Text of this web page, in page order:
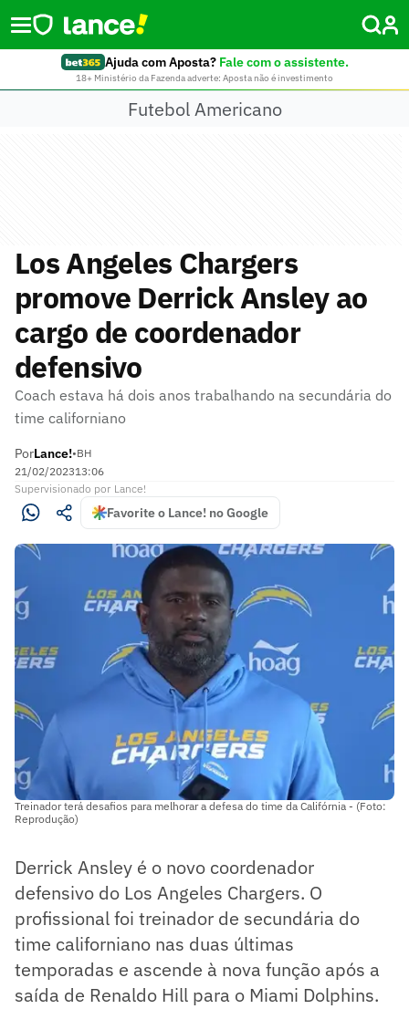
Ajuda com Aposta? Fale com o assistente.
18+ Ministério da Fazenda adverte: Aposta não é investimento
Futebol Americano
Los Angeles Chargers
promove Derrick Ansley ao
cargo de coordenador
defensivo
Coach estava há dois anos trabalhando na secundária do
time californiano
PorLance!•BH
21/02/202313:06
Supervisionado por Lance!
Favorite o Lance! no Google
Treinador terá desafios para melhorar a defesa do time da Califórnia - (Foto:
Reprodução)
Derrick Ansley é o novo coordenador
defensivo do Los Angeles Chargers. O
profissional foi treinador de secundária do
time californiano nas duas últimas
temporadas e ascende à nova função após a
saída de Renaldo Hill para o Miami Dolphins.